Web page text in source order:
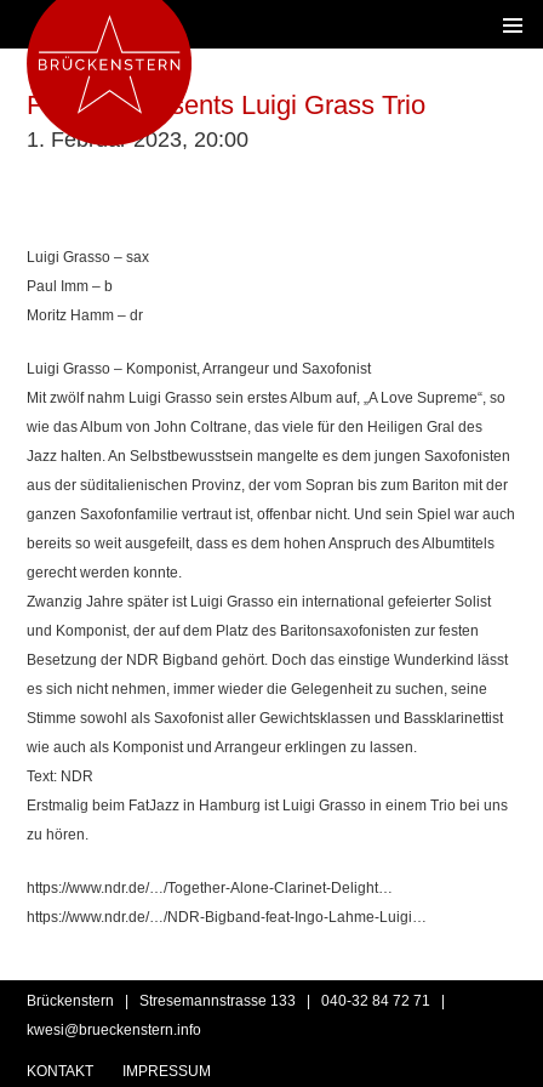
Fat Jazz presents Luigi Grass Trio
1. Februar 2023, 20:00
Luigi Grasso – sax
Paul Imm – b
Moritz Hamm – dr
Luigi Grasso – Komponist, Arrangeur und Saxofonist
Mit zwölf nahm Luigi Grasso sein erstes Album auf, „A Love Supreme“, so
wie das Album von John Coltrane, das viele für den Heiligen Gral des
Jazz halten. An Selbstbewusstsein mangelte es dem jungen Saxofonisten
aus der süditalienischen Provinz, der vom Sopran bis zum Bariton mit der
ganzen Saxofonfamilie vertraut ist, offenbar nicht. Und sein Spiel war auch
bereits so weit ausgefeilt, dass es dem hohen Anspruch des Albumtitels
gerecht werden konnte.
Zwanzig Jahre später ist Luigi Grasso ein international gefeierter Solist
und Komponist, der auf dem Platz des Baritonsaxofonisten zur festen
Besetzung der NDR Bigband gehört. Doch das einstige Wunderkind lässt
es sich nicht nehmen, immer wieder die Gelegenheit zu suchen, seine
Stimme sowohl als Saxofonist aller Gewichtsklassen und Bassklarinettist
wie auch als Komponist und Arrangeur erklingen zu lassen.
Text: NDR
Erstmalig beim FatJazz in Hamburg ist Luigi Grasso in einem Trio bei uns
zu hören.
https://www.ndr.de/…/Together-Alone-Clarinet-Delight…
https://www.ndr.de/…/NDR-Bigband-feat-Ingo-Lahme-Luigi…
Brückenstern | Stresemannstrasse 133 |040-32 84 72 71
kwesi@brueckenstern.info
KONTAKT IMPRESSUM